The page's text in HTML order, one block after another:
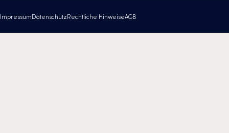
ImpressumDatenschutzRechtliche HinweiseAGB